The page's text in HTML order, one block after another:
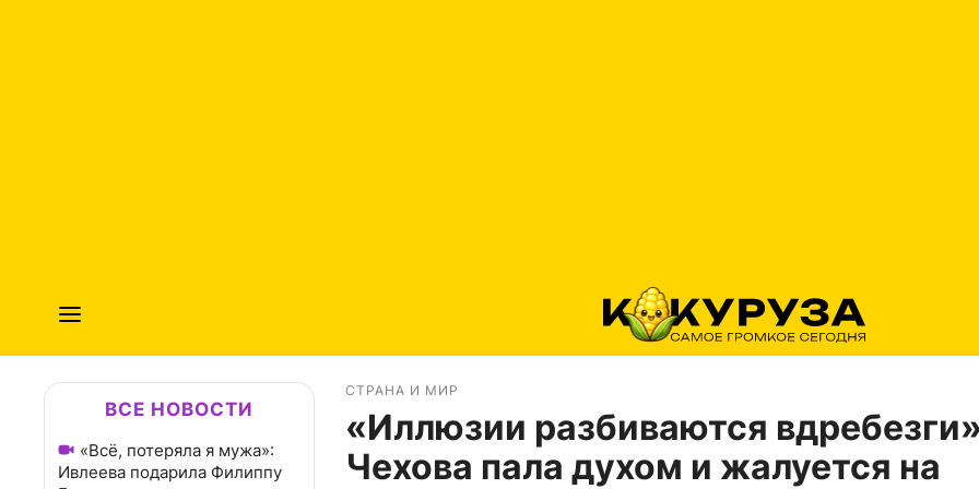
ВСЕ НОВОСТИ
«Всё, потеряла я мужа»:
Ивлеева подарила Филиппу
СТРАНА И МИР
«Иллюзии разбиваются
Чехова пала духом и жалуется на